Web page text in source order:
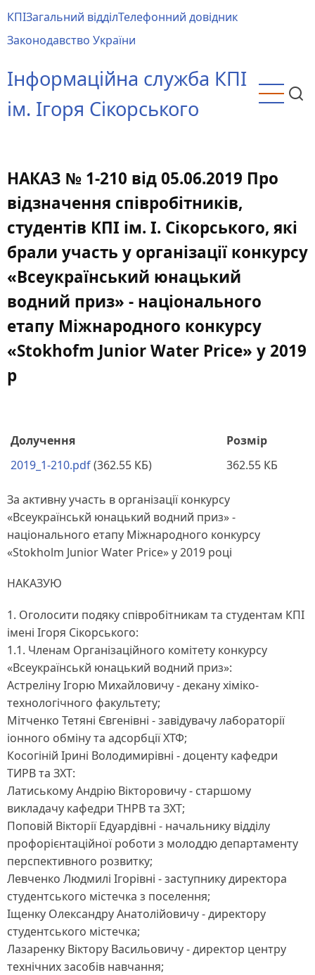
до
основного
КПІЗагальний відділТелефонний довідник
Законодавство України
Інформаційна служба КПІ
ім. Ігоря Сікорського
НАКАЗ № 1-210 від 05.06.2019 Про
відзначення співробітників,
студентів КПІ ім. І. Сікорського, які
брали участь у організації конкурсу
«Всеукраїнський юнацький
водний приз» - національного
етапу Міжнародного конкурсу
«Stokhofm Junior Water Price» у 2019
р
Долучення
Розмір
2019_1-210.pdf(362.55 КБ) 362.55 КБ
За активну участь в організації конкурсу
«Всеукраїнськй юнацький водний приз» -
національного етапу Міжнародного конкурсу
«Stokholm Junior Water Price» у 2019 році
НАКАЗУЮ
1. Оголосити подяку співробітникам та студентам КПІ
імені Ігоря Сікорського:
1.1. Членам Організаційного комітету конкурсу
«Всеукраїнськй юнацький водний приз»:
Астреліну Ігорю Михайловичу - декану хіміко-
технологічного факультету;
Мітченко Тетяні Євгенівні - завідувачу лабораторії
іонного обміну та адсорбції ХТФ;
Косогіній Ірині Володимирівні - доценту кафедри
ТИРВ та ЗХТ:
Латиському Андрію Вікторовичу - старшому
викладачу кафедри ТНРВ та ЗХТ;
Поповій Вікторії Едуардівні - начальнику відділу
профорієнтаційної роботи з молоддю департаменту
перспективного розвитку;
Левченко Людмилі Ігорівні - заступнику директора
студентського містечка з поселення;
Іщенку Олександру Анатолійовичу - директору
студентського містечка;
Лазаренку Віктору Васильовичу - директор центру
технічних засобів навчання;